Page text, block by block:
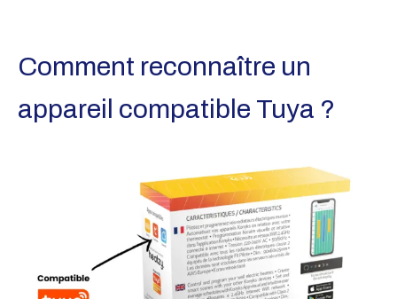
Comment reconnaître un
appareil compatible Tuya ?